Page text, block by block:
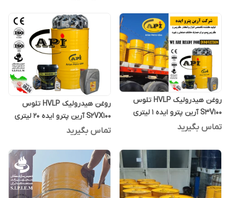
روغن هیدرولیک HVLP تلوس
S3V100 آرین پترو ایده 1 لیتری
تماس بگیرید
روغن هیدرولیک HVLP تلوس
S2VX100 آرین پترو ایده 20 لیتری
تماس بگیرید